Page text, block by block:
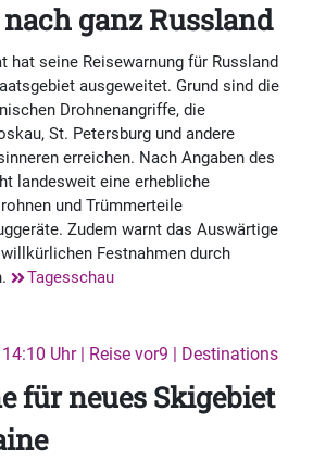
ganz Russland
hat seine Reisewarnung für Russland
ausgeweitet. Grund sind die
Drohnenangriffe, die
St. Petersburg und andere
erreichen. Nach Angaben des
landesweit eine erhebliche
und Trümmerteile
Zudem warnt das Auswärtige
Festnahmen durch
Tagesschau
Uhr | Reise vor9 | Destinations
für neues Skigebiet